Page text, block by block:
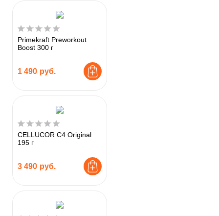
Primekraft Preworkout
Boost 300 г
1 490 руб.
CELLUCOR C4 Original
195 г
3 490 руб.